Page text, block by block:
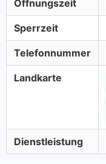
Öffnungszeit
Sperrzeit
Telefonnummer
Landkarte
Dienstleistung